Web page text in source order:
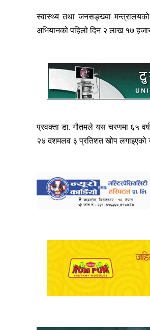
स्वास्थ्य तथा जनसङ्ख्या
अभियानको पहिलो दिन २ लाख १७
प्रवक्ता डा. गौतमले यस चरणमा ६५
२४ दशमलव ३ प्रतिशत खोप लगाइएको